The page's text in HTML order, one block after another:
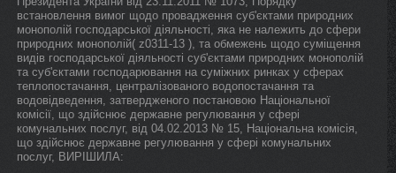
встановлення вимог щодо провадження суб'єктами природних
монополій господарської діяльності, яка не належить до сфери
природних монополій( z0311-13 ), та обмежень щодо суміщення
видів господарської діяльності суб'єктами природних монополій
та суб'єктами господарювання на суміжних ринках у сферах
теплопостачання, централізованого водопостачання та
водовідведення, затвердженого постановою Національної
комісії, що здійснює державне регулювання у сфері
комунальних послуг, від 04.02.2013 № 15, Національна комісія,
що здійснює державне регулювання у сфері комунальних
послуг, ВИРІШИЛА: